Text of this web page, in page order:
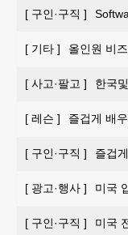
[ 구인·구직 ]
[ 기타 ] 올인원 비
[ 사고·팔고 ] 한국
[ 레슨 ] 즐겁게 배
[ 구인·구직 ] 즐겁
[ 광고·행사 ] 미국
[ 구인·구직 ] 미국